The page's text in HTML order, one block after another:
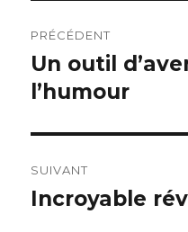
de
l’article
PRÉCÉDENT
Article
précédent :
Un outil
l’humour
SUIVANT
Article
Incroyable